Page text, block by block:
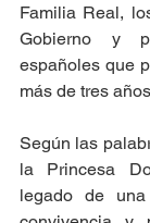
Familia Real,
Gobierno y
españoles que
más de tres
Según las
la Princesa
legado de una